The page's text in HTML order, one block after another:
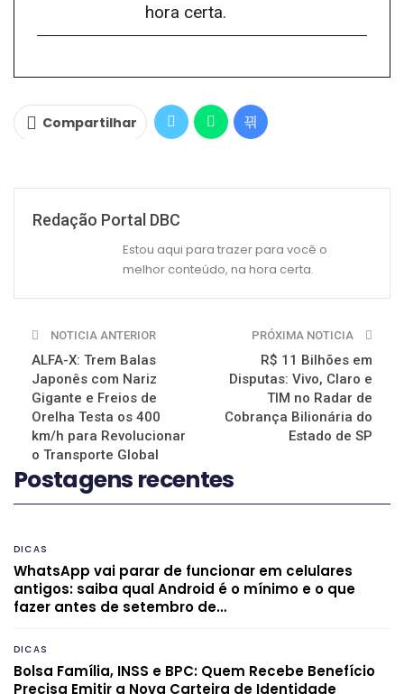
hora certa.
Compartilhar
Redação Portal DBC
Estou aqui para trazer para você o
melhor conteúdo, na hora certa.
NOTICIA ANTERIOR
ALFA-X: Trem Balas
Japonês com Nariz
Gigante e Freios de
Orelha Testa os 400
km/h para Revolucionar
o Transporte Global
PRÓXIMA NOTICIA
R$ 11 Bilhões em
Disputas: Vivo, Claro e
TIM no Radar de
Cobrança Bilionária do
Estado de SP
Postagens recentes
DICAS
WhatsApp vai parar de funcionar em celulares
antigos: saiba qual Android é o mínimo e o que
fazer antes de setembro de…
DICAS
Bolsa Família, INSS e BPC: Quem Recebe Benefício
Precisa Emitir a Nova Carteira de Identidade